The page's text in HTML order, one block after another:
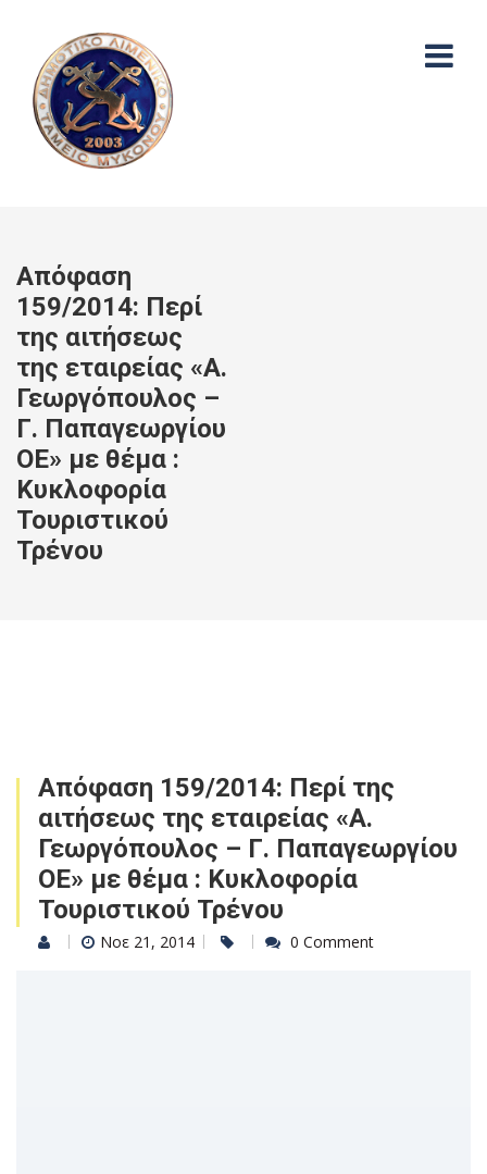
Απόφαση
159/2014: Περί
της αιτήσεως
της εταιρείας «Α.
Γεωργόπουλος –
Γ. Παπαγεωργίου
ΟΕ» με θέμα :
Κυκλοφορία
Τουριστικού
Τρένου
Απόφαση 159/2014: Περί της
αιτήσεως της εταιρείας «Α.
Γεωργόπουλος – Γ. Παπαγεωργίου
ΟΕ» με θέμα : Κυκλοφορία
Τουριστικού Τρένου
Νοε 21, 2014 0 Comment